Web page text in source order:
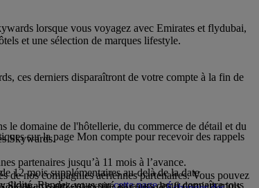
lorsque vous voyagez avec Emirates et flydubai,
et une sélection de marques lifestyle.
ces derniers disparaîtront de votre compte à la fin de
sur la page Mon compte pour recevoir des rappels
12 mois supplémentaires au-delà de la date
Rendez-vous surcette pagepour connaître tous
le domaine de l'hôtellerie, du commerce de détail et du
Skywards.
partenaires jusqu’à 11 mois à l’avance.
de nos compagnies aériennes partenaires. Vous pouvez